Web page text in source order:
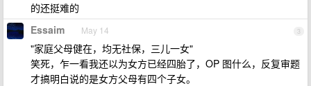
的还挺难的
3
Essaim May 14
"家庭父母健在，均无社保，三儿一女"
笑死，乍一看我还以为女方已经四胎了，OP 图什么，反复审题
才搞明白说的是女方父母有四个子女。